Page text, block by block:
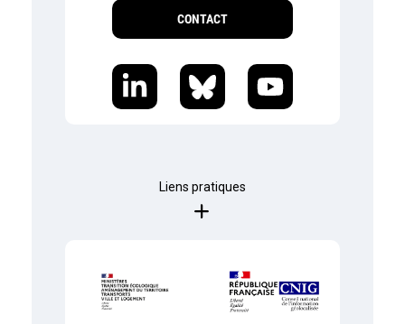
CONTACT
Liens pratiques